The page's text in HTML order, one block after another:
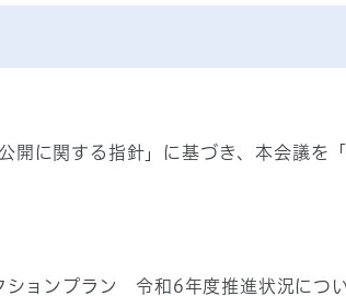
に関する指針」に基づき、本会議を
ションプラン 令和6年度推進状況につ